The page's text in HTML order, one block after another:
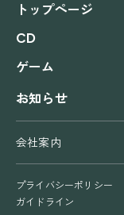
トップページ
CD
ゲーム
お知らせ
会社案内
プライバシーポリシー
ガイドライン